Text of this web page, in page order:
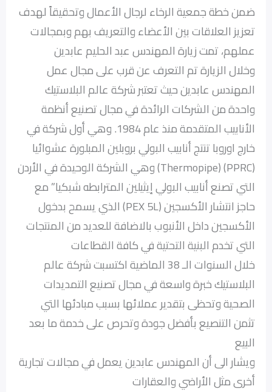
ضمن خطة جمعية الرخاء لرجال الأعمال وتحقيقاً لهدف
تعزيز العلاقات بين الأعضاء والتعريف بهم وبمجالات
عملهم، تمت زيارة المهندس عبد الحليم عابدين
وخلال الزيارة تم التعرف عن قرب على مجال عمل
المهندس عابدين حيث تعتبر شركة عالم البلاستيك
واحدة من الشركات الرائدة في مجال تصنيع أنظمة
الأنابيب المتقدمة منذ عام 1984. وهي أول شركة في
خارج اوروبا تنتج أنابيب البولي بروبلين المبلورة عشوائيا
(PPRC) (Thermopipe) وهي الشركة الوحيدة في الأردن
التي تصنع أنابيب البولي إيثيلين المترابطه شبكيا” مع
حاجز انتشار الأكسجين (PEX 5L) الذي يسمح بدخول
الأكسجين داخل الأنبوب بالاضافة للعديد من المنتجات
التي تخدم البنية التحتية في كافة القطاعات
خلال السنوات الـ 38 الماضية اكتسبت شركة عالم
البلاستيك خبرة واسعة في مجال تصنيع التمديدات
الصحية وتحظى بتقدير عملائها بسبب مبادئها التي
تثمن التنصيع بأفضل جودة وتحرص على خدمة ما بعد
البيع
ويشار الى أن المهندس عابدين يعمل في مجالات تجارية
أخرى مثل الأراضي والعقارات